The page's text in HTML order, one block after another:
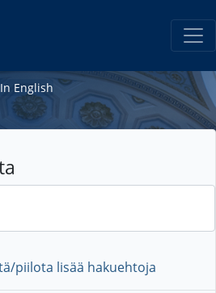
In English
piilota lisää hakuehtoja